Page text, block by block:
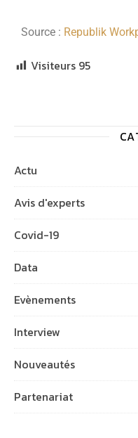
Source : Republik
Visiteurs 95
Actu
Avis d'experts
Covid-19
Data
Evènements
Interview
Nouveautés
Partenariat